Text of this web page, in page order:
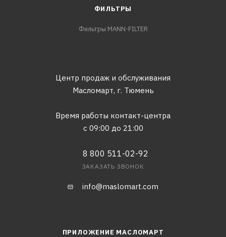
ФИЛЬТРЫ
Фильтры MANN-FILTER
Центр продаж и обслуживания
Масломарт, г. Тюмень
Время работы контакт-центра
с 09:00 до 21:00
8 800 511-02-92
ЗАКАЗАТЬ ЗВОНОК
info@maslomart.com
ПРИЛОЖЕНИЕ МАСЛОМАРТ